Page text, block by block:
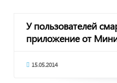
У пользователей
приложение от
15.05.2014